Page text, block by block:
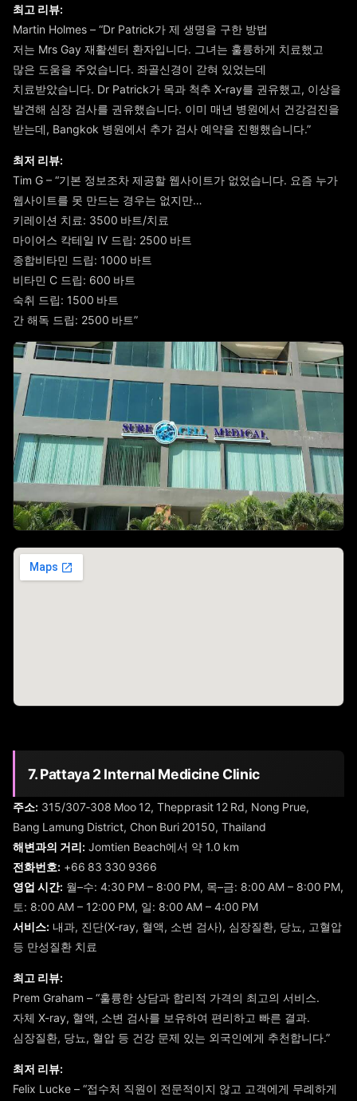
최고 리뷰:
Martin Holmes – “Dr Patrick가 제 생명을 구한 방법
저는 Mrs Gay 재활센터 환자입니다. 그녀는 훌륭하게 치료했고
많은 도움을 주었습니다. 좌골신경이 갇혀 있었는데
치료받았습니다. Dr Patrick가 목과 척추 X-ray를 권유했고, 이상을
발견해 심장 검사를 권유했습니다. 이미 매년 병원에서 건강검진을
받는데, Bangkok 병원에서 추가 검사 예약을 진행했습니다.”
최저 리뷰:
Tim G – “기본 정보조차 제공할 웹사이트가 없었습니다. 요즘 누가
웹사이트를 못 만드는 경우는 없지만…
키레이션 치료: 3500 바트/치료
마이어스 칵테일 IV 드립: 2500 바트
종합비타민 드립: 1000 바트
비타민 C 드립: 600 바트
숙취 드립: 1500 바트
간 해독 드립: 2500 바트”
7. Pattaya 2 Internal Medicine Clinic
주소: 315/307‑308 Moo 12, Thepprasit 12 Rd, Nong Prue,
Bang Lamung District, Chon Buri 20150, Thailand
해변과의 거리: Jomtien Beach에서 약 1.0 km
전화번호: +66 83 330 9366
영업 시간: 월–수: 4:30 PM – 8:00 PM, 목–금: 8:00 AM – 8:00 PM,
토: 8:00 AM – 12:00 PM, 일: 8:00 AM – 4:00 PM
서비스: 내과, 진단(X-ray, 혈액, 소변 검사), 심장질환, 당뇨, 고혈압
등 만성질환 치료
최고 리뷰:
Prem Graham – “훌륭한 상담과 합리적 가격의 최고의 서비스.
자체 X-ray, 혈액, 소변 검사를 보유하여 편리하고 빠른 결과.
심장질환, 당뇨, 혈압 등 건강 문제 있는 외국인에게 추천합니다.”
최저 리뷰:
Felix Lucke – “접수처 직원이 전문적이지 않고 고객에게 무례하게